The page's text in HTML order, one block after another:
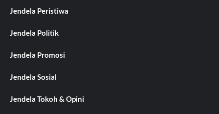
Jendela Peristiwa
Jendela Politik
Jendela Promosi
Jendela Sosial
Jendela Tokoh & Opini